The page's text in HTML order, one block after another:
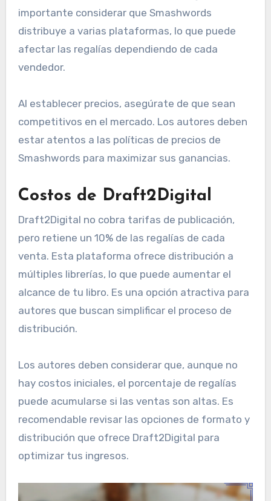
importante considerar que Smashwords
distribuye a varias plataformas, lo que puede
afectar las regalías dependiendo de cada
vendedor.
Al establecer precios, asegúrate de que sean
competitivos en el mercado. Los autores deben
estar atentos a las políticas de precios de
Smashwords para maximizar sus ganancias.
Costos de Draft2Digital
Draft2Digital no cobra tarifas de publicación,
pero retiene un 10% de las regalías de cada
venta. Esta plataforma ofrece distribución a
múltiples librerías, lo que puede aumentar el
alcance de tu libro. Es una opción atractiva para
autores que buscan simplificar el proceso de
distribución.
Los autores deben considerar que, aunque no
hay costos iniciales, el porcentaje de regalías
puede acumularse si las ventas son altas. Es
recomendable revisar las opciones de formato y
distribución que ofrece Draft2Digital para
optimizar tus ingresos.